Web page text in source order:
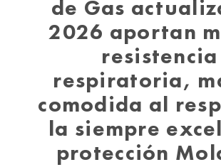
de Gas
2026 aportan
resistencia
respiratoria,
comodida al
la siempre
protección